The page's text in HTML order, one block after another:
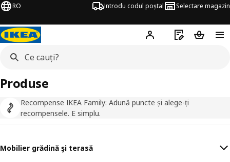
RO Introdu codul poștal Selectare magazin
Hej! Autentifică-te
Listă deCoșul de
Recompense IKEA Family: Adună puncte și alege-ți
recompensele. E simplu.
Produse
Mobilier grădină şi terasă